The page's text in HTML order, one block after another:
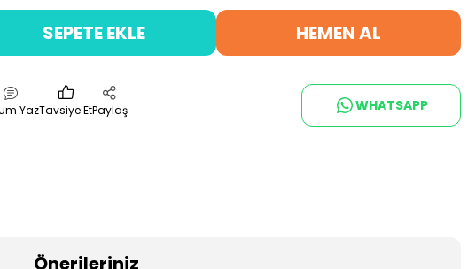
SEPETE EKLE HEMEN AL
YazTavsiye EtPaylaş WHATSAPP
Önerileriniz